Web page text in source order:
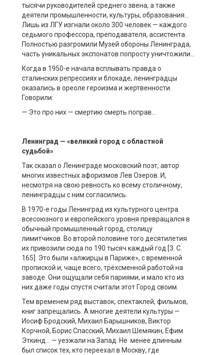
тысячи руководителей среднего звена, а также
деятели промышленности, культуры, образования…
Лишь из ЛГУ изгнали около 300 человек — каждого
седьмого профессора, преподавателя, ассистента.
Полностью разгромили Музей обороны Ленинграда,
часть уникальных экспонатов попросту уничтожили…
Когда в 1950-е начала всплывать правда о
сталинских репрессиях и блокаде, ленинградцы
оказались в ореоле героизма и жертвенности.
Говорили:
— Это про них — смертию смерть поправ…
Ленинград — «великий город с областной
судьбой»
Так сказал о Ленинграде московский поэт, автор
многих известных афоризмов Лев Озеров. И,
несмотря на свою ревность ко всему столичному,
ленинградцы с ним согласились.
В 1970-е годы Ленинград из культурного центра
всесоюзного и европейского уровня превращался в
обычный промышленный город, столицу
лимитчиков. Во второй половине того десятилетия
их привозили сюда по 190 тысяч каждый год [3. С.
165]. Это были «алжирцы в Париже», с временной
пропиской и, чаще всего, трёхсменной работой на
заводе. Они ощущали себя париями, и мало кто из
них даже годы спустя считали этот Город своим.
Тем временем ряд выставок, спектаклей, фильмов,
книг запрещались. А многие деятели культуры —
Иосиф Бродский, Михаил Барышников, Виктор
Корчной, Борис Спасский, Михаил Шемякин, Ефим
Эткинд… — уезжали на Запад. Не менее длинным
был список тех, кто переехал в Москву, где